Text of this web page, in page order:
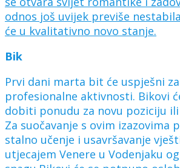
odnos još uvijek previše
će u kvalitativno novo stanje.
Bik
Prvi dani marta bit će uspješni
profesionalne aktivnosti. Bikovi
dobiti ponudu za novu poziciju ili
Za suočavanje s ovim izazovima
stalno učenje i usavršavanje
utjecajem Venere u Vodenjaku